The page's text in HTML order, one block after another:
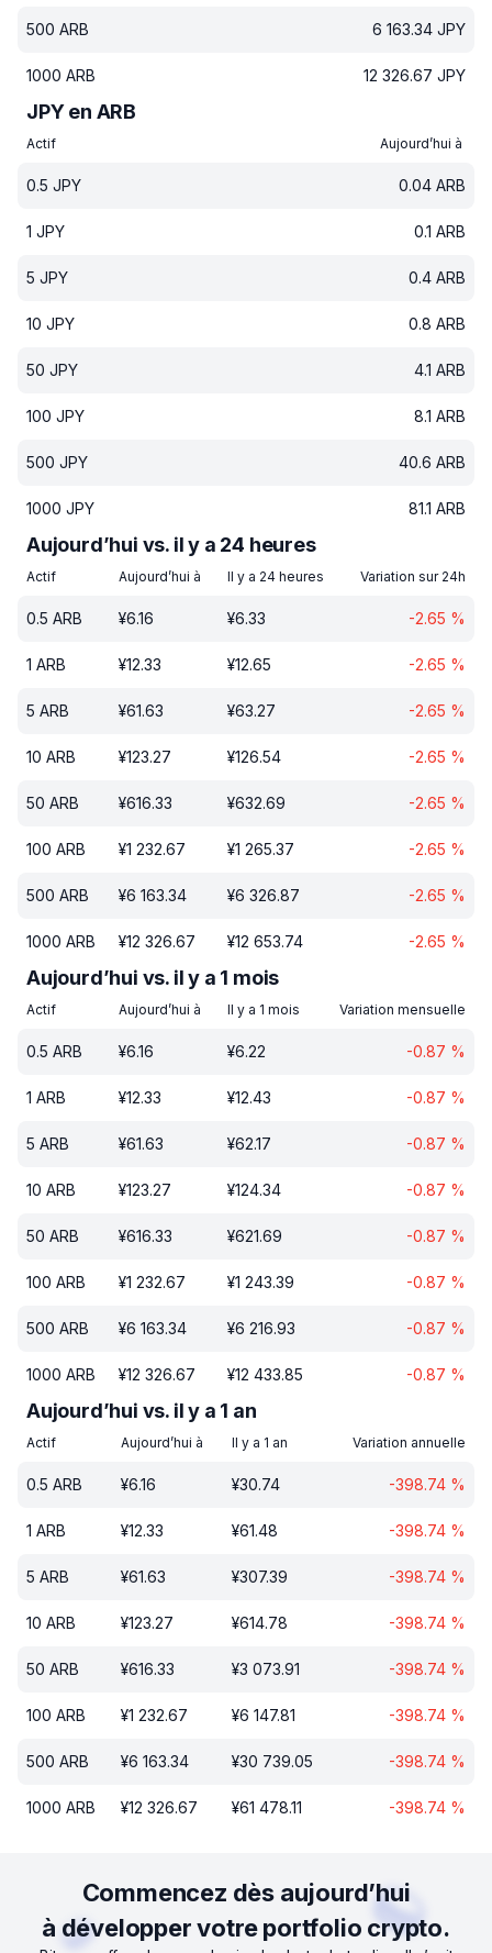
500 ARB 6 163.34 JPY
1000 ARB 12 326.67 JPY
JPY en ARB
Actif Aujourd’hui à
0.5 JPY 0.04 ARB
1 JPY 0.1 ARB
5 JPY 0.4 ARB
10 JPY 0.8 ARB
50 JPY 4.1 ARB
100 JPY 8.1 ARB
500 JPY 40.6 ARB
1000 JPY 81.1 ARB
Aujourd’hui vs. il y a 24 heures
Actif Aujourd’hui à Il y a 24 heures Variation sur 24h
0.5 ARB ¥6.16 ¥6.33 -2.65 %
1 ARB ¥12.33 ¥12.65 -2.65 %
5 ARB ¥61.63 ¥63.27 -2.65 %
10 ARB ¥123.27 ¥126.54 -2.65 %
50 ARB ¥616.33 ¥632.69 -2.65 %
100 ARB ¥1 232.67 ¥1 265.37 -2.65 %
500 ARB ¥6 163.34 ¥6 326.87 -2.65 %
1000 ARB ¥12 326.67 ¥12 653.74 -2.65 %
Aujourd’hui vs. il y a 1 mois
Actif Aujourd’hui à Il y a 1 mois Variation mensuelle
0.5 ARB ¥6.16 ¥6.22 -0.87 %
1 ARB ¥12.33 ¥12.43 -0.87 %
5 ARB ¥61.63 ¥62.17 -0.87 %
10 ARB ¥123.27 ¥124.34 -0.87 %
50 ARB ¥616.33 ¥621.69 -0.87 %
100 ARB ¥1 232.67 ¥1 243.39 -0.87 %
500 ARB ¥6 163.34 ¥6 216.93 -0.87 %
1000 ARB ¥12 326.67 ¥12 433.85 -0.87 %
Aujourd’hui vs. il y a 1 an
Actif Aujourd’hui à Il y a 1 an Variation annuelle
0.5 ARB ¥6.16 ¥30.74 -398.74 %
1 ARB ¥12.33 ¥61.48 -398.74 %
5 ARB ¥61.63 ¥307.39 -398.74 %
10 ARB ¥123.27 ¥614.78 -398.74 %
50 ARB ¥616.33 ¥3 073.91 -398.74 %
100 ARB ¥1 232.67 ¥6 147.81 -398.74 %
500 ARB ¥6 163.34 ¥30 739.05 -398.74 %
1000 ARB ¥12 326.67 ¥61 478.11 -398.74 %
Commencez dès aujourd’hui
à développer votre portfolio crypto.